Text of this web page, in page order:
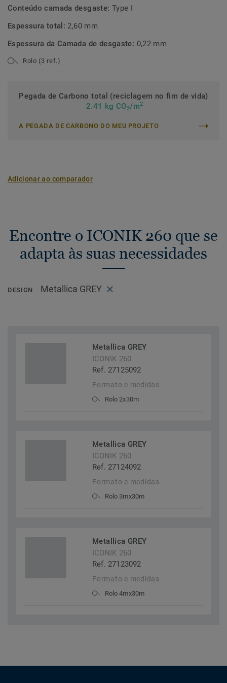
Conteúdo camada desgaste: Type I
Espessura total: 2,60 mm
Espessura da Camada de desgaste: 0,22 mm
Rolo (3 ref.)
Pegada de Carbono total (reciclagem no fim de vida)
2.41 kg CO2/m2
A PEGADA DE CARBONO DO MEU PROJETO
Adicionar ao comparador
Encontre o ICONIK 260 que se
adapta às suas necessidades
DESIGN Metallica GREY
Metallica GREY
ICONIK 260
Ref. 27125092
Formato e medidas
Rolo 2x30m
Metallica GREY
ICONIK 260
Ref. 27124092
Formato e medidas
Rolo 3mx30m
Metallica GREY
ICONIK 260
Ref. 27123092
Formato e medidas
Rolo 4mx30m